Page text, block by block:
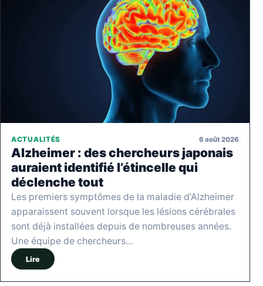
ACTUALITÉS 6 août 2026
Alzheimer : des chercheurs japonais
auraient identifié l’étincelle qui
déclenche tout
Les premiers symptômes de la maladie d'Alzheimer
apparaissent souvent lorsque les lésions cérébrales
sont déjà installées depuis de nombreuses années.
Une équipe de chercheurs…
Lire